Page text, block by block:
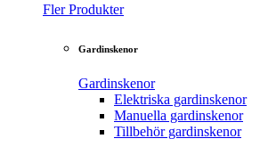
Fler Produkter
Gardinskenor
Gardinskenor
Elektriska gardinskenor
Manuella gardinskenor
Tillbehör gardinskenor